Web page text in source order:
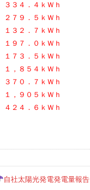
３３４．４ｋＷｈ
２７９．５ｋＷｈ
１３２．７ｋＷｈ
１９７．０ｋＷｈ
１７３．５ｋＷｈ
１，８５４ｋＷｈ
３７０．７ｋＷｈ
１，９０５ｋＷｈ
４２４．６ｋＷｈ
自社太陽光発電発電量報告